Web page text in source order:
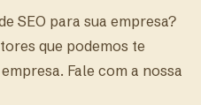
SEO para sua empresa?
que podemos te
Fale com a nossa